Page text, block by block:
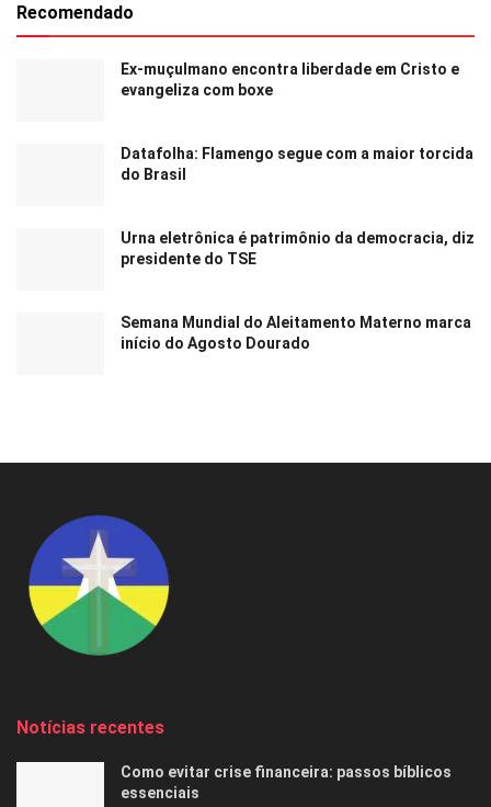
Recomendado
Ex-muçulmano encontra liberdade em Cristo e
evangeliza com boxe
Datafolha: Flamengo segue com a maior torcida
do Brasil
Urna eletrônica é patrimônio da democracia, diz
presidente do TSE
Semana Mundial do Aleitamento Materno marca
início do Agosto Dourado
Notícias recentes
Como evitar crise financeira: passos bíblicos
essenciais